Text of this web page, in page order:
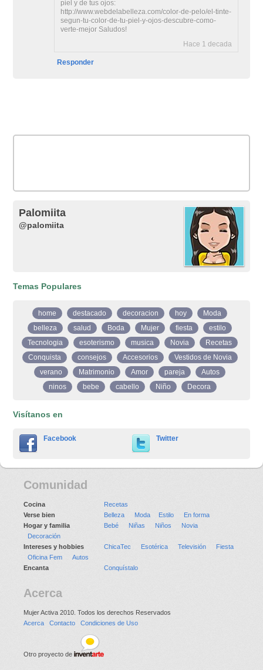
piel y de tus ojos:
http://www.webdelabelleza.com/color-de-pelo/el-tinte-
segun-tu-color-de-tu-piel-y-ojos-descubre-como-
verte-mejor Saludos!
Hace 1 decada
Responder
Palomiita
@palomiita
Temas Populares
home destacado decoracion hoy
Moda
belleza
salud Boda Mujer fiesta
estilo
Tecnologia
esoterismo musica Novia
Recetas
Conquista
consejos Accesorios
Vestidos de Novia
verano
Matrimonio Amor pareja
Autos
ninos
bebe cabello Niño Decora
Visítanos en
Facebook Twitter
Comunidad
Cocina
Recetas
Verse bien
Belleza Moda Estilo
En forma
Hogar y familia
Bebé Niñas Niños
Novia
Decoración
Intereses y hobbies
ChicaTec Esotérica Televisión
Fiesta
Oficina Fem
Autos
Encanta
Conquístalo
Acerca
Mujer Activa 2010. Todos los derechos Reservados
Acerca
Contacto Condiciones de Uso
Otro proyecto de